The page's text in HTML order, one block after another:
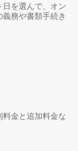
を選んで、オン
務や書類手続き
金と追加料金な